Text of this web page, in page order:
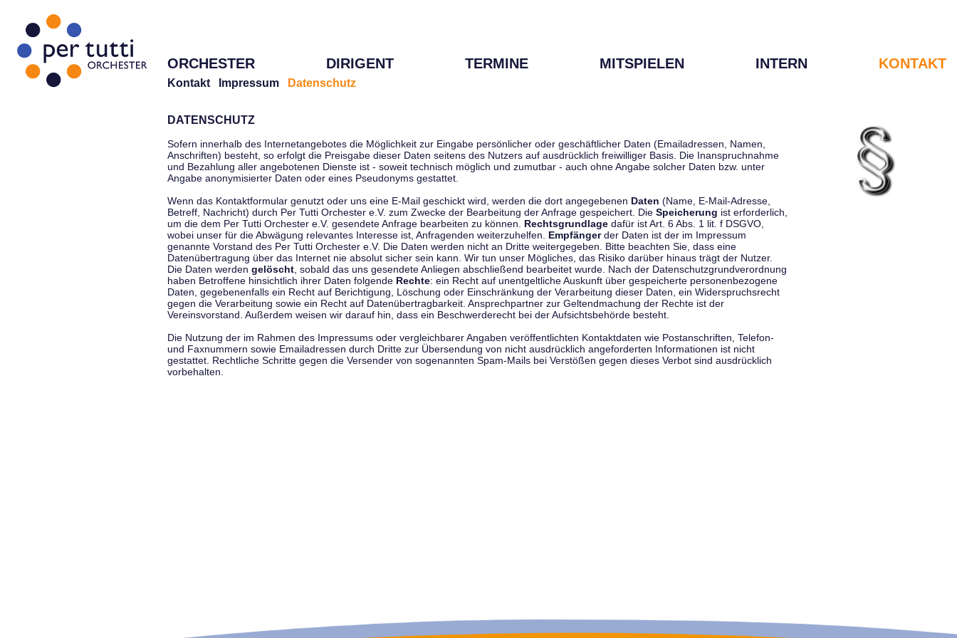
ORCHESTER DIRIGENT TERMINE MITSPIELEN INTERN KONTAKT
Kontakt Impressum Datenschutz
DATENSCHUTZ
Sofern innerhalb des Internetangebotes die Möglichkeit zur Eingabe persönlicher oder geschäftlicher Daten (Emailadressen, Namen,
Anschriften) besteht, so erfolgt die Preisgabe dieser Daten seitens des Nutzers auf ausdrücklich freiwilliger Basis. Die Inanspruchnahme
und Bezahlung aller angebotenen Dienste ist - soweit technisch möglich und zumutbar - auch ohne Angabe solcher Daten bzw. unter
Angabe anonymisierter Daten oder eines Pseudonyms gestattet.
Wenn das Kontaktformular genutzt oder uns eine E-Mail geschickt wird, werden die dort angegebenen Daten (Name, E-Mail-Adresse,
Betreff, Nachricht) durch Per Tutti Orchester e.V. zum Zwecke der Bearbeitung der Anfrage gespeichert. Die Speicherung ist erforderlich,
um die dem Per Tutti Orchester e.V. gesendete Anfrage bearbeiten zu können. Rechtsgrundlage dafür ist Art. 6 Abs. 1 lit. f DSGVO,
wobei unser für die Abwägung relevantes Interesse ist, Anfragenden weiterzuhelfen. Empfängerder Daten ist der im Impressum
genannte Vorstand des Per Tutti Orchester e.V. Die Daten werden nicht an Dritte weitergegeben. Bitte beachten Sie, dass eine
Datenübertragung über das Internet nie absolut sicher sein kann. Wir tun unser Mögliches, das Risiko darüber hinaus trägt der Nutzer.
Die Daten werden gelöscht , sobald das uns gesendete Anliegen abschließend bearbeitet wurde. Nach der Datenschutzgrundverordnung
haben Betroffene hinsichtlich ihrer Daten folgende Rechte: ein Recht auf unentgeltliche Auskunft über gespeicherte personenbezogene
Daten, gegebenenfalls ein Recht auf Berichtigung, Löschung oder Einschränkung der Verarbeitung dieser Daten, ein Widerspruchsrecht
gegen die Verarbeitung sowie ein Recht auf Datenübertragbarkeit. Ansprechpartner zur Geltendmachung der Rechte ist der
Vereinsvorstand. Außerdem weisen wir darauf hin, dass ein Beschwerderecht bei der Aufsichtsbehörde besteht.
Die Nutzung der im Rahmen des Impressums oder vergleichbarer Angaben veröffentlichten Kontaktdaten wie Postanschriften, Telefon-
und Faxnummern sowie Emailadressen durch Dritte zur Übersendung von nicht ausdrücklich angeforderten Informationen ist nicht
gestattet. Rechtliche Schritte gegen die Versender von sogenannten Spam-Mails bei Verstößen gegen dieses Verbot sind ausdrücklich
vorbehalten.